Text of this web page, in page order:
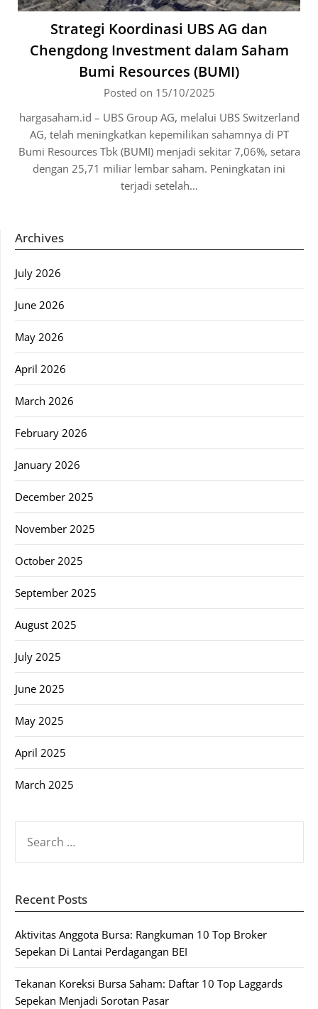
Strategi Koordinasi UBS AG dan
Chengdong Investment dalam Saham
Bumi Resources (BUMI)
Posted on 15/10/2025
hargasaham.id – UBS Group AG, melalui UBS Switzerland
AG, telah meningkatkan kepemilikan sahamnya di PT
Bumi Resources Tbk (BUMI) menjadi sekitar 7,06%, setara
dengan 25,71 miliar lembar saham. Peningkatan ini
terjadi setelah…
Archives
July 2026
June 2026
May 2026
April 2026
March 2026
February 2026
January 2026
December 2025
November 2025
October 2025
September 2025
August 2025
July 2025
June 2025
May 2025
April 2025
March 2025
FOR:
Recent Posts
Aktivitas Anggota Bursa: Rangkuman 10 Top Broker
Sepekan Di Lantai Perdagangan BEI
Tekanan Koreksi Bursa Saham: Daftar 10 Top Laggards
Sepekan Menjadi Sorotan Pasar